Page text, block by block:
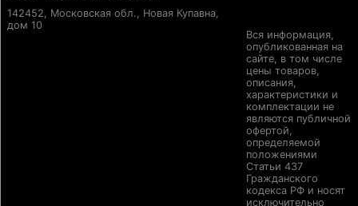
142452, Московская обл., Новая Купавна,
дом 10
Вся информация,
опубликованная на
сайте, в том числе
цены товаров,
описания,
характеристики и
комплектации не
являются публичной
офертой,
определяемой
положениями
Статьи 437
Гражданского
кодекса РФ и носят
исключительно